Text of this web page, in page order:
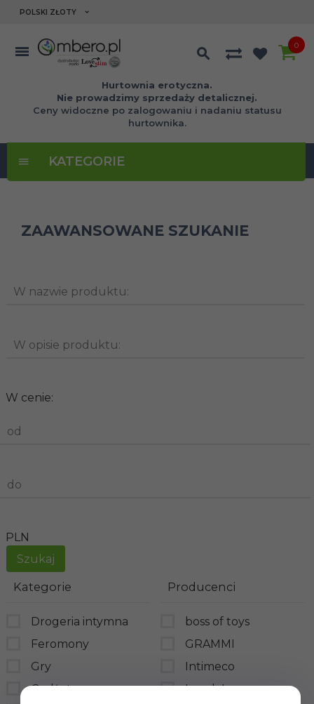
currency_h
POLSKI ZŁOTY
Hurtownia erotyczna.
Nie prowadzimy sprzedaży detalicznej.
Ceny widoczne po zalogowaniu i nadaniu statusu
hurtownika.
0
KATEGORIE
ZAAWANSOWANE SZUKANIE
W nazwie produktu:
W opisie produktu:
W cenie:
od
do
PLN
Kategorie
Drogeria intymna
Feromony
Gry
Gadżety
Producenci
boss of toys
GRAMMI
Intimeco
LovelyLovers